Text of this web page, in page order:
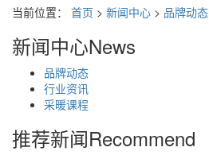
当前位置： 首页 > 新闻中心 > 品牌动态
新闻中心News
品牌动态
行业资讯
采暖课程
推荐新闻Recommend